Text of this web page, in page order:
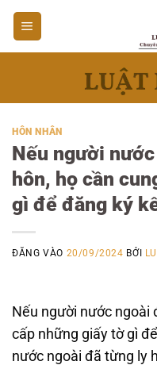
Bỏ
qua
nội
HÔN NHÂN
Nếu người
hôn, họ cần
gì để đăng ký
ĐĂNG VÀO 20/09/2024 BỞI
Nếu người nước ngoài
cấp những giấy tờ gì
nước ngoài đã từng ly